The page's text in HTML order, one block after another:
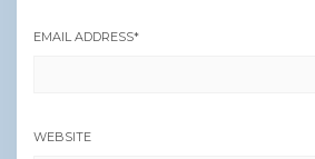
EMAIL ADDRESS*
WEBSITE